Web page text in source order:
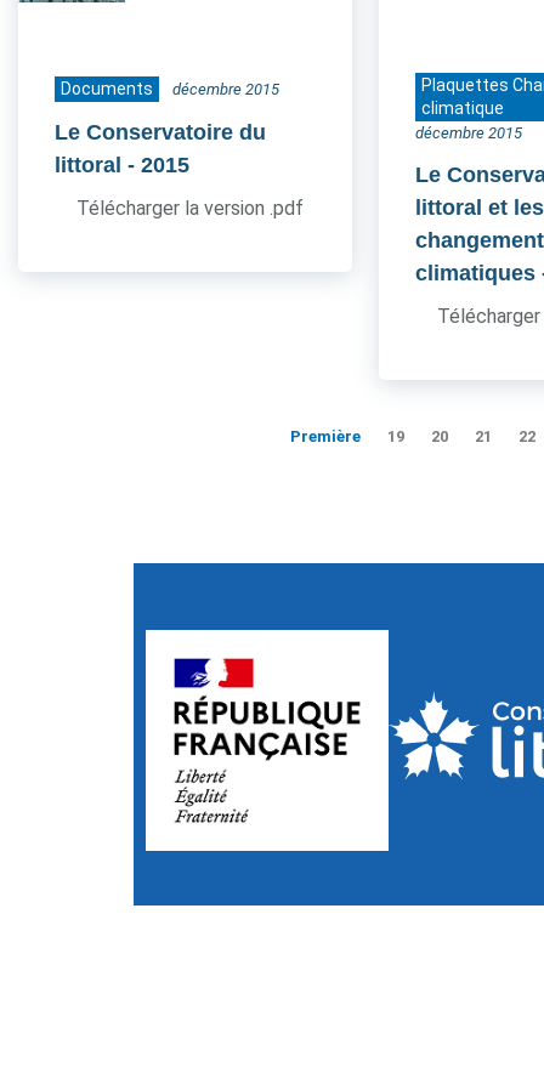
Documents décembre 2015
Le Conservatoire du
littoral - 2015
Télécharger la version .pdf
Plaquettes
climatique
décembre 2015
Le
littoral et les
climatiques
Première 19 20 21 22